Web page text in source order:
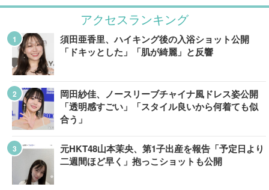
アクセスランキング
須田亜香里、ハイキング後の入浴ショット公開
「ドキッとした」「肌が綺麗」と反響
岡田紗佳、ノースリーブチャイナ風ドレス姿公開
「透明感すごい」「スタイル良いから何着ても似
合う」
元HKT48山本茉央、第1子出産を報告「予定日より
二週間ほど早く」抱っこショットも公開